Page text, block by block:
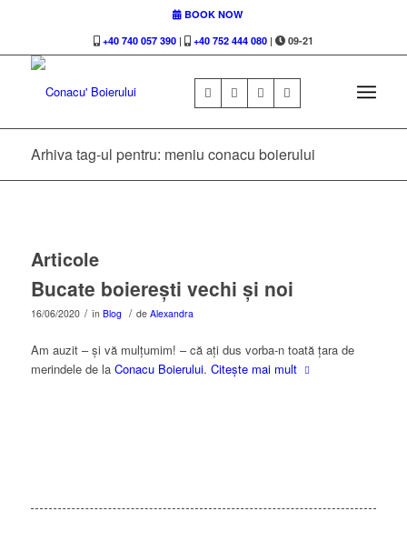
BOOK NOW
+40 740 057 390| +40 752 444 080| 09-21
Arhiva tag-ul pentru: meniu conacu boierului
Articole
Bucate boierești vechi și noi
16/06/2020 / în Blog / de Alexandra
Am auzit – și vă mulțumim! – că ați dus vorba-n toată țara de
merindele de la Conacu Boierului. Citește mai mult